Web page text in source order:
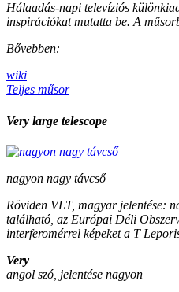
Hálaadás-napi televíziós
inspirációkat mutatta be. A
Bővebben:
wiki
Teljes műsor
Very large telescope
nagyon nagy távcső
Röviden VLT, magyar jelentése:
található, az Európai Déli
interferomérrel képeket a T
Very
angol szó, jelentése nagyon